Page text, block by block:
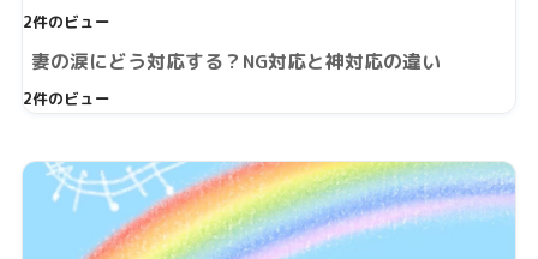
2件のビュー
妻の涙にどう対応する？NG対応と神対応の違い
2件のビュー